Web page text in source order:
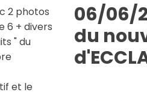
2 photos
6 + divers
" du
et le
06/06/
du